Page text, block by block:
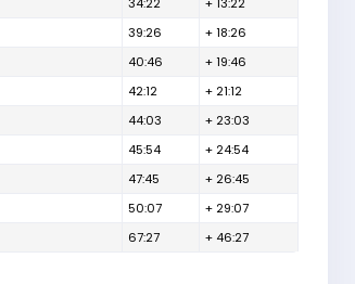
39:26
+ 18:26
40:46
+ 19:46
42:12
+ 21:12
44:03
+ 23:03
45:54
+ 24:54
47:45
+ 26:45
50:07
+ 29:07
67:27 + 46:27